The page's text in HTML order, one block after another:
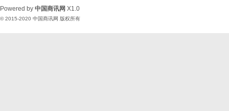
Powered by 中国商讯网 X1.0
© 2015-2020 中国商讯网 版权所有